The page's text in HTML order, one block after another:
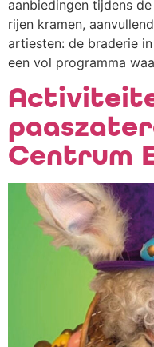
aanbiedingen tijdens
rijen kramen,
artiesten: de braderie
een vol programma
Centrum